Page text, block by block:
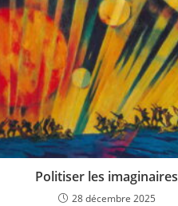
Politiser les imaginaires
28 décembre 2025